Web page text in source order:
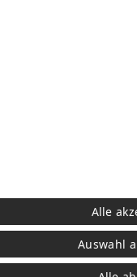
Alle
Auswahl